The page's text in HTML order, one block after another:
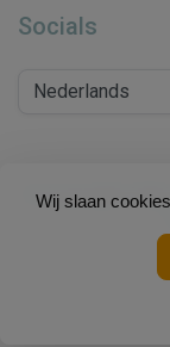
Wij slaan
Socials
© Copyright